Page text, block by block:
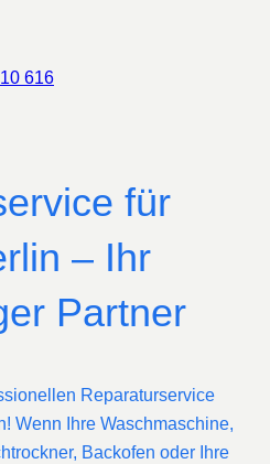
616
für
– Ihr
Partner
Reparaturservice
Wenn Ihre Waschmaschine,
Backofen oder Ihre